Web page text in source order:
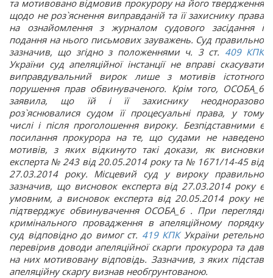
та мотивовано відмовив прокурору на його твердження
щодо не роз`яснення виправданій та її захиснику права
на ознайомлення з журналом судового засідання і
подання на нього письмових зауважень. Суд правильно
зазначив, що згідно з положеннями ч. 3 ст. 409 КПК
України суд апеляційної інстанції не вправі скасувати
виправдувальний вирок лише з мотивів істотного
порушення прав обвинуваченого. Крім того, ОСОБА_6
заявила, що їй і її захиснику неодноразово
роз`яснювалися судом її процесуальні права, у тому
числі і після проголошення вироку. Безпідставними є
посилання прокурора на те, що судами не наведено
мотивів, з яких відкинуто такі докази, як висновки
експерта № 243 від 20.05.2014 року та № 1671/14-45 від
27.03.2014 року. Місцевий суд у вироку правильно
зазначив, що висновок експерта від 27.03.2014 року є
умовним, а висновок експерта від 20.05.2014 року не
підтверджує обвинувачення ОСОБА_6 . При перегляді
кримінального провадження в апеляційному порядку
суд відповідно до вимог ст. 419 КПКУкраїни ретельно
перевірив доводи апеляційної скарги прокурора та дав
на них мотивовану відповідь. Зазначив, з яких підстав
апеляційну скаргу визнав необгрунтованою.